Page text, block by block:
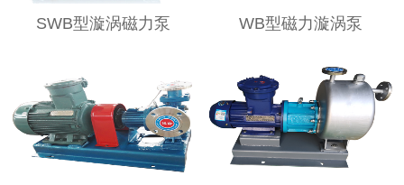
SWB型漩涡磁力泵 WB型磁力漩涡泵